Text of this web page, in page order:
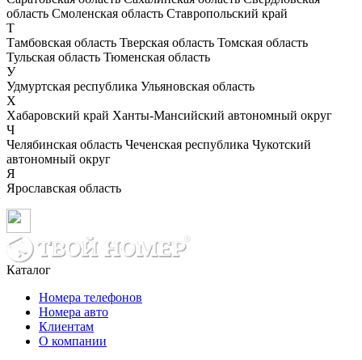
область Смоленская область Ставропольский край
Т
Тамбовская область Тверская область Томская область
Тульская область Тюменская область
У
Удмуртская республика Ульяновская область
Х
Хабаровский край Ханты-Мансийский автономный округ
Ч
Челябинская область Чеченская республика Чукотский
автономный округ
Я
Ярославская область
Каталог
Номера телефонов
Номера авто
Клиентам
О компании